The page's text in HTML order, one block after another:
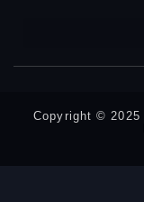
Copyright © 2025